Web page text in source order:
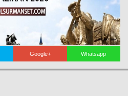
Google+ Whatsapp
İLETİŞİM